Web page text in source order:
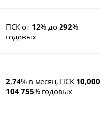
ПСК от 12% до 292%
годовых
2,74% в месяц, ПСК 10,000
104,755% годовых